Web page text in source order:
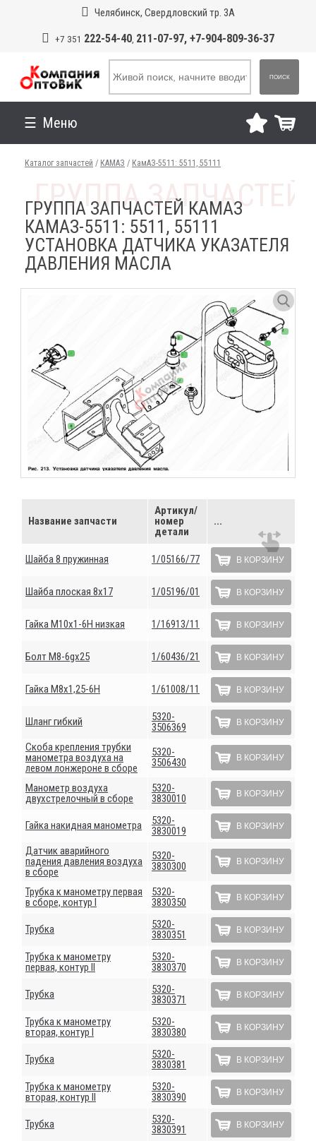
Челябинск, Свердловский тр. 3А
+7 351 222-54-40, 211-07-97, +7-904-809-36-37
ПОИСК
Меню
Каталог запчастей / КАМАЗ / КамАЗ-5511: 5511, 55111
ГРУППА ЗАПЧАСТЕЙ КАМАЗ
КАМАЗ-5511: 5511, 55111
УСТАНОВКА ДАТЧИКА УКАЗАТЕЛЯ
ДАВЛЕНИЯ МАСЛА
Название запчасти
Артикул/
номер
детали
...
Шайба 8 пружинная 1/05166/77 В КОРЗИНУ
Шайба плоская 8х17 1/05196/01 В КОРЗИНУ
Гайка М10х1-6Н низкая 1/16913/11 В КОРЗИНУ
Болт М8-6gх25 1/60436/21 В КОРЗИНУ
Гайка М8х1,25-6Н 1/61008/11 В КОРЗИНУ
Шланг гибкий
5320-
3506369
В КОРЗИНУ
Скоба крепления трубки
манометра воздуха на
левом лонжероне в сборе
5320-
3506430
В КОРЗИНУ
Манометр воздуха
двухстрелочный в сборе
5320-
3830010
В КОРЗИНУ
Гайка накидная манометра
5320-
3830019
В КОРЗИНУ
Датчик аварийного
падения давления воздуха
в сборе
5320-
3830300
В КОРЗИНУ
Трубка к манометру первая
в сборе, контур I
5320-
3830350
В КОРЗИНУ
Трубка
5320-
3830351
В КОРЗИНУ
Трубка к манометру
первая, контур II
5320-
3830370
В КОРЗИНУ
Трубка
5320-
3830371
В КОРЗИНУ
Трубка к манометру
вторая, контур I
5320-
3830380
В КОРЗИНУ
Трубка
5320-
3830381
В КОРЗИНУ
Трубка к манометру
вторая, контур II
5320-
3830390
В КОРЗИНУ
Трубка
5320-
3830391
В КОРЗИНУ